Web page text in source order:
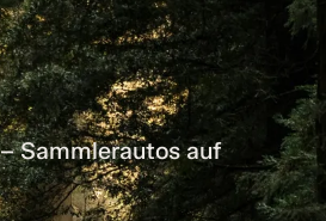
Sammlerautos auf